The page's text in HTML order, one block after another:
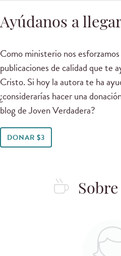
Ayúdanos a
Como ministerio nos
publicaciones de calidad que te
Cristo. Si hoy la autora te ha
¿considerarías hacer una
blog de Joven Verdadera?
DONAR $3